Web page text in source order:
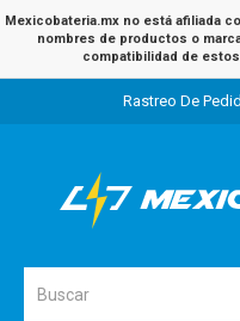
Mexicobateria.mx no está afiliada
nombres de productos o
compatibilidad de
Rastreo De